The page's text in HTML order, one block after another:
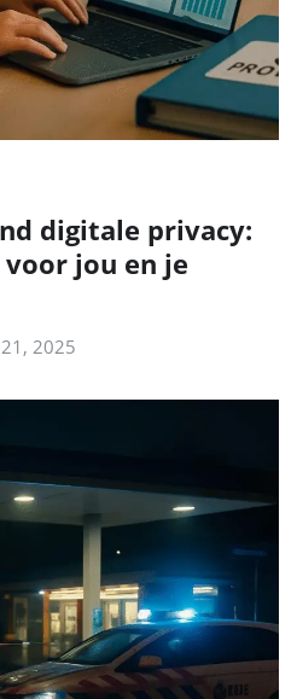
digitale privacy:
jou en je
2025